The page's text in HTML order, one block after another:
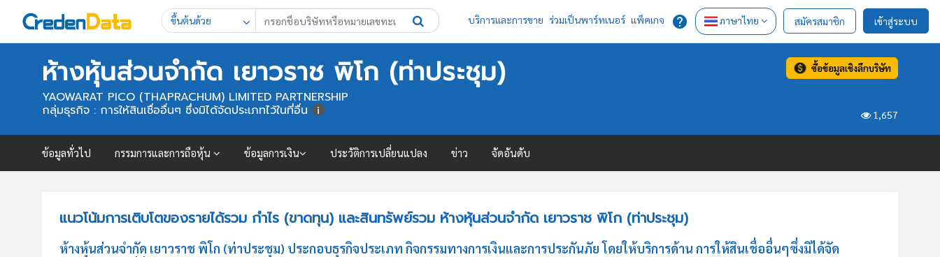
ขึ้นต้นด้วย บริการและการขาย ร่วมเป็นพาร์ทเนอร์ แพ็คเกจ ภาษาไทย สมัครสมาชิก เข้าสู่ระบบ
ห้างหุ้นส่วนจำกัด เยาวราช พิโก (ท่าประชุม) ซื้อข้อมูลเชิงลึกบริษัท
YAOWARAT PICO (THAPRACHUM) LIMITED PARTNERSHIP
1,657
กลุ่มธุรกิจ : การให้สินเชื่ออื่นๆ ซึ่งมิได้จัดประเภทไว้ในที่อื่น
ข้อมูลทั่วไป กรรมการและการถือหุ้น ข้อมูลการเงิน ประวัติการเปลี่ยนแปลง ข่าว จัดอันดับ
แนวโน้มการเติบโตของรายได้รวม กำไร (ขาดทุน) และสินทรัพย์รวม ห้างหุ้นส่วนจำกัด เยาวราช พิโก (ท่าประชุม)
ห้างหุ้นส่วนจำกัด เยาวราช พิโก (ท่าประชุม) ประกอบธุรกิจประเภท กิจกรรมทางการเงินและการประกันภัย โดยให้บริการด้าน การให้สินเชื่ออื่นๆซึ่งมิได้จัด